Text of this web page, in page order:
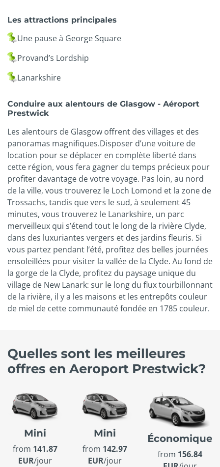
Les attractions principales
Une pause à George Square
Provand’s Lordship
Lanarkshire
Conduire aux alentours de Glasgow - Aéroport
Prestwick
Les alentours de Glasgow offrent des villages et des
panoramas magnifiques.Disposer d’une voiture de
location pour se déplacer en complète liberté dans
cette région, vous fera gagner du temps précieux pour
profiter davantage de votre voyage. Pas loin, au nord
de la ville, vous trouverez le Loch Lomond et la zone de
Trossachs, tandis que vers le sud, à seulement 45
minutes, vous trouverez le Lanarkshire, un parc
merveilleux qui s’étend tout le long de la rivière Clyde,
dans des luxuriantes vergers et des jardins fleuris. Si
vous partez pendant l’été, profitez des belles journées
ensoleillées pour visiter la vallée de la Clyde. Au fond de
la gorge de la Clyde, profitez du paysage unique du
village de New Lanark: sur le long du flux tourbillonnant
de la rivière, il y a les maisons et les entrepôts couleur
de miel de cette communauté fondée en 1785 couleur.
Quelles sont les meilleures
offres en Aeroport Prestwick?
Mini
from 141.87
EUR/jour
Mini
from 142.97
EUR/jour
Économique
from 156.84